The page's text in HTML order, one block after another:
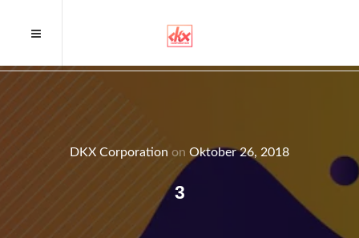
DKX Corporation on Oktober 26, 2018
3